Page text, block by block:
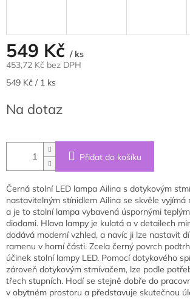
549 Kč / ks
453,72 Kč bez DPH
Měrná
549 Kč / 1 ks
Na dotaz
Přidat do košíku
Černá stolní LED lampa Ailina s dotykovým
nastavitelným stínidlem Ailina se skvěle vyjímá
a je to stolní lampa vybavená úspornými
diodami. Hlava lampy je kulatá a v detailech
dodává moderní vzhled, a navíc ji lze nastavit
ramenu v horní části. Zcela černý povrch
účinek stolní lampy LED. Pomocí dotykového
zároveň dotykovým stmívačem, lze podle
třech stupních. Hodí se stejně dobře do
v obytném prostoru a představuje skutečnou